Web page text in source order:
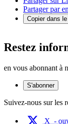
Partager par
Copier dans
Restez
en vous abonnant à
S'abonner
Suivez-nous sur les
X -